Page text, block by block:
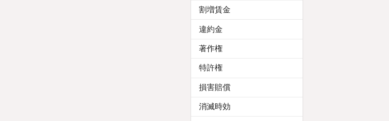
割増賃金
違約金
著作権
特許権
損害賠償
消滅時効